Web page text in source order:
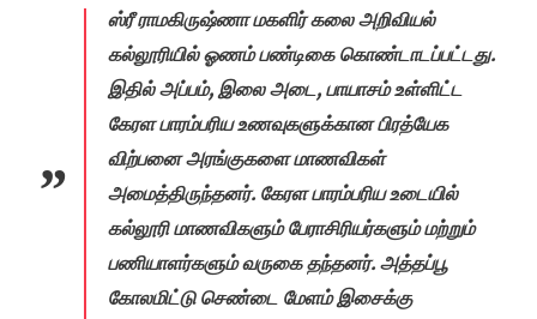
ஸ்ரீ ராமகிருஷ்ணா மகளிர் கலை அறிவியல்
கல்லூரியில் ஓணம் பண்டிகை கொண்டாடப்பட்டது.
இதில் அப்பம், இலை அடை, பாயாசம் உள்ளிட்ட
கேரள பாரம்பரிய உணவுகளுக்கான பிரத்யேக
விற்பனை அரங்குகளை மாணவிகள்
அமைத்திருந்தனர். கேரள பாரம்பரிய உடையில்
கல்லூரி மாணவிகளும் பேராசிரியர்களும் மற்றும்
பணியாளர்களும் வருகை தந்தனர். அத்தப்பூ
கோலமிட்டு செண்டை மேளம் இசைக்கு